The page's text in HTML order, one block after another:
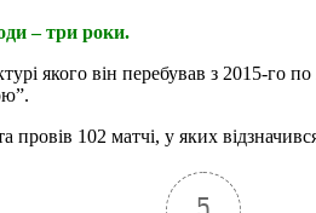
– три роки.
якого він перебував з 2015-го
102 матчі, у яких